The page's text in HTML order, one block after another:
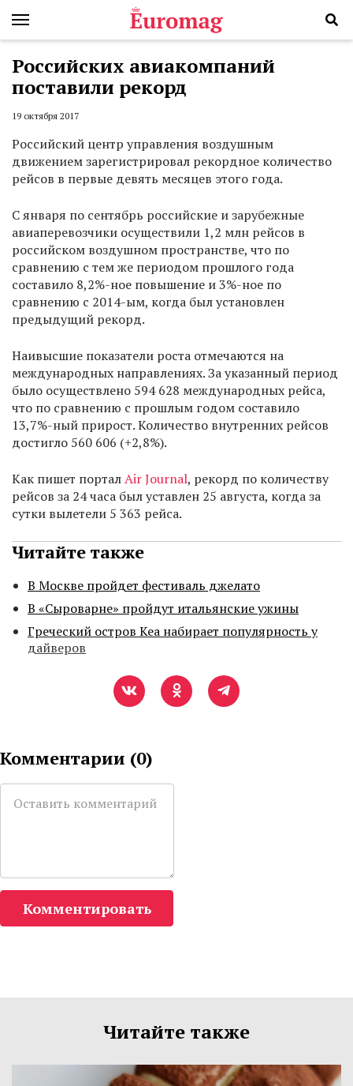
Российских авиакомпаний
поставили рекорд
19 октября 2017
Российский центр управления воздушным
движением зарегистрировал рекордное количество
рейсов в первые девять месяцев этого года.
С января по сентябрь российские и зарубежные
авиаперевозчики осуществили 1,2 млн рейсов в
российском воздушном пространстве, что по
сравнению с тем же периодом прошлого года
составило 8,2%-ное повышение и 3%-ное по
сравнению с 2014-ым, когда был установлен
предыдущий рекорд.
Наивысшие показатели роста отмечаются на
международных направлениях. За указанный период
было осуществлено 594 628 международных рейса,
что по сравнению с прошлым годом составило
13,7%-ный прирост. Количество внутренних рейсов
достигло 560 606 (+2,8%).
Как пишет порталAir Journal, рекорд по количеству
рейсов за 24 часа был уставлен 25 августа, когда за
сутки вылетели 5 363 рейса.
Читайте также
В Москве пройдет фестиваль джелато
В «Сыроварне» пройдут итальянские ужины
Греческий остров Кеа набирает популярность у
дайверов
Комментарии (0)
Комментировать
Читайте также